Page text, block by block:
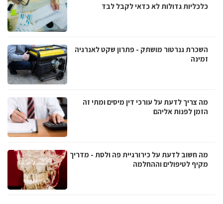
כלכליות גדולות לא כדאי לקבל לבד
השכרת גנרטור מושתק - פתרון שקט לאנרגיה
זמינה
מה צריך לדעת על עורכי דין מיסים ומתי זה
הזמן לפנות אליהם
מה חשוב לדעת על כירורגיית פה ולסת - מדריך
מקיף לטיפולים וההחלמה